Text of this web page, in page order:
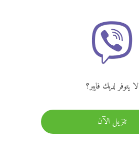
لا يتوفر لديك فايبر؟
تنزيل الآن